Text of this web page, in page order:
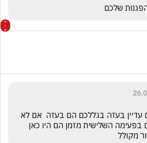
שלכם
מקולל